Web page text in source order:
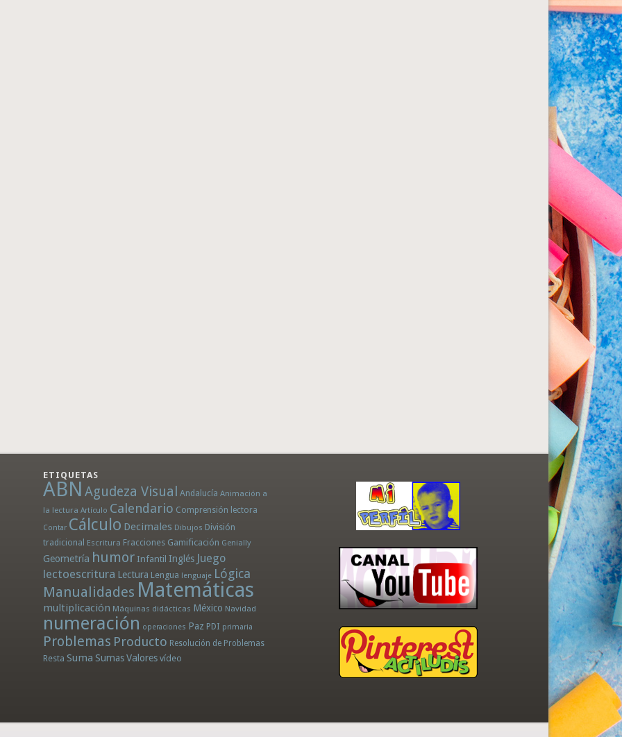
ETIQUETAS
ABN Agudeza Visual Andalucía Animación a
la lectura Artículo Calendario Comprensión lectora
Contar Cálculo Decimales Dibujos División
tradicional Escritura Fracciones Gamificación Genially
Geometría humor Infantil Inglés Juego
lectoescritura Lectura Lengua lenguaje Lógica
Manualidades Matemáticas
multiplicación Máquinas didácticas México Navidad
numeración operaciones Paz PDI primaria
Problemas Producto Resolución de Problemas
Resta Suma SumasValores vídeo